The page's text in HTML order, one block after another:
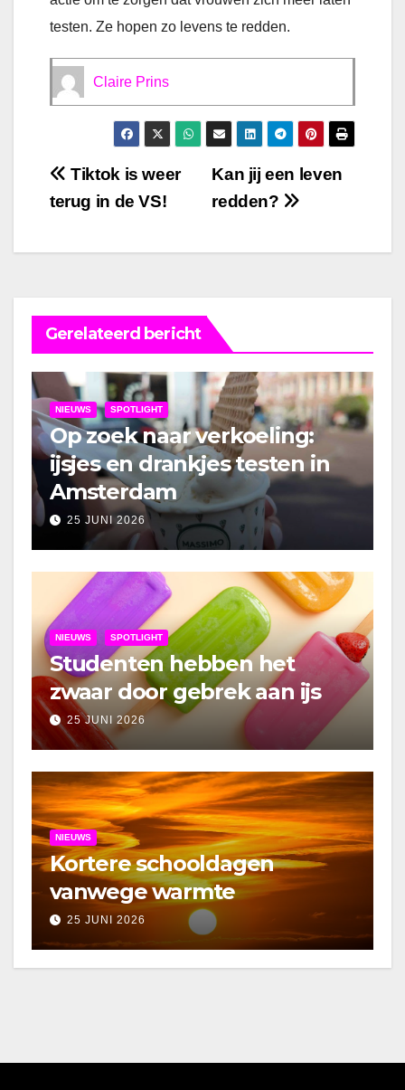
testen. Ze hopen zo levens te redden.
Claire Prins
Bericht
navigatie
Kan jij een leven
redden?
Tiktok is weer
terug in de VS!
Gerelateerd bericht
NIEUWS SPOTLIGHT
Op zoek naar verkoeling:
ijsjes en drankjes testen in
Amsterdam
25 JUNI 2026
NIEUWS SPOTLIGHT
Studenten hebben het
zwaar door gebrek aan ijs
25 JUNI 2026
NIEUWS
Kortere schooldagen
vanwege warmte
25 JUNI 2026